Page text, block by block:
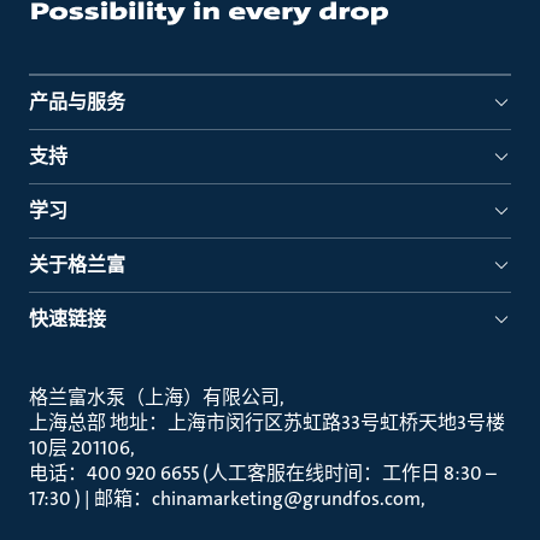
产品与服务
支持
学习
关于格兰富
快速链接
格兰富水泵（上海）有限公司
上海总部 地址：上海市闵行区苏虹路33号虹桥天地3号楼
10层 201106
电话：400 920 6655 (人工客服在线时间：工作日 8:30 –
17:30 ) | 邮箱：chinamarketing@grundfos.com